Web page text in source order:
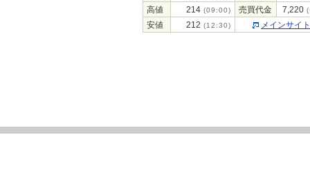
高値
214 (09:00) 売買代金 7,220
安値 212 (12:30) メインサイ